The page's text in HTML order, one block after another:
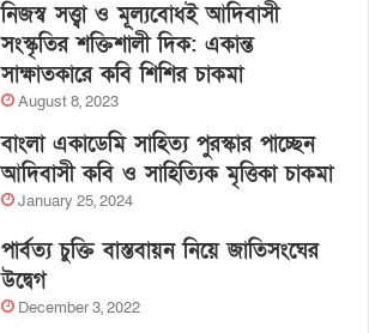
নিজস্ব সত্ত্বা ও মূল্যবোধই আদিবাসী
সংস্কৃতির শক্তিশালী দিক: একান্ত
সাক্ষাতকারে কবি শিশির চাকমা
August 8, 2023
বাংলা একাডেমি সাহিত্য পুরস্কার পাচ্ছেন
আদিবাসী কবি ও সাহিত্যিক মৃত্তিকা চাকমা
January 25, 2024
পার্বত্য চুক্তি বাস্তবায়ন নিয়ে জাতিসংঘের
উদ্বেগ
December 3, 2022